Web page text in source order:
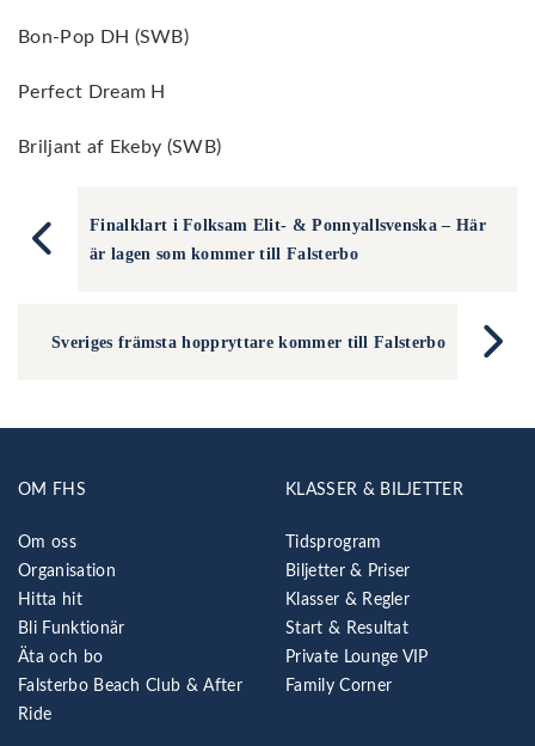
Bon-Pop DH (SWB)
Perfect Dream H
Briljant af Ekeby (SWB)
Finalklart i Folksam Elit- & Ponnyallsvenska – Här
är lagen som kommer till Falsterbo
Sveriges främsta hoppryttare kommer till Falsterbo
OM FHS
Om oss
Organisation
Hitta hit
Bli Funktionär
Äta och bo
Falsterbo Beach Club & After
Ride
KLASSER & BILJETTER
Tidsprogram
Biljetter & Priser
Klasser & Regler
Start & Resultat
Private Lounge VIP
Family Corner